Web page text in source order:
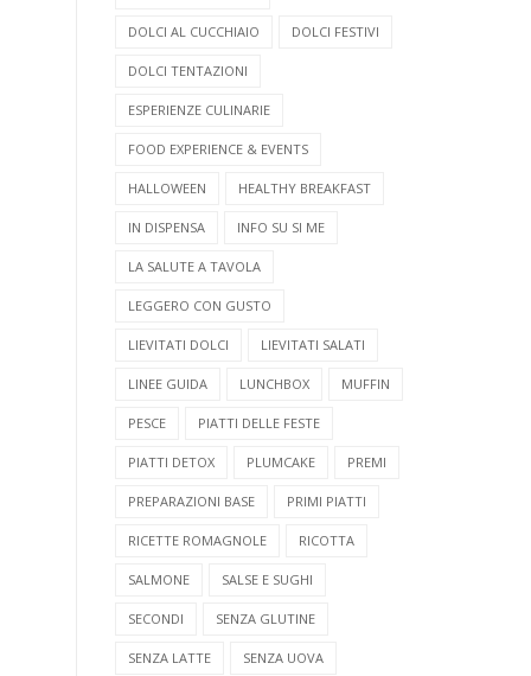
DOLCI AL CUCCHIAIO DOLCI FESTIVI
DOLCI TENTAZIONI
ESPERIENZE CULINARIE
FOOD EXPERIENCE & EVENTS
HALLOWEEN HEALTHY BREAKFAST
IN DISPENSA INFO SU SI ME
LA SALUTE A TAVOLA
LEGGERO CON GUSTO
LIEVITATI DOLCI LIEVITATI SALATI
LINEE GUIDA LUNCHBOX MUFFIN
PESCE PIATTI DELLE FESTE
PIATTI DETOX PLUMCAKE PREMI
PREPARAZIONI BASE PRIMI PIATTI
RICETTE ROMAGNOLE RICOTTA
SALMONE SALSE E SUGHI
SECONDI SENZA GLUTINE
SENZA LATTE SENZA UOVA